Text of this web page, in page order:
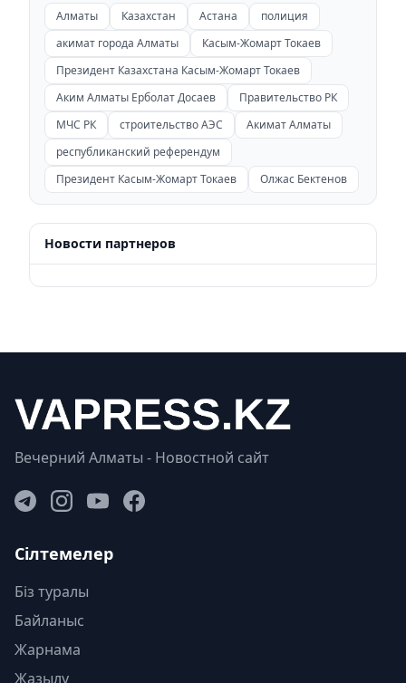
Алматы Казахстан Астана
полиция
акимат города Алматы
Касым-Жомарт Токаев
Президент Казахстана Касым-Жомарт Токаев
Аким Алматы Ерболат Досаев
Правительство РК
МЧС РК
строительство АЭС
Акимат Алматы
республиканский референдум
Президент Касым-Жомарт Токаев
Олжас Бектенов
Новости партнеров
Вечерний Алматы - Новостной сайт
Сілтемелер
Біз туралы
Байланыс
Жарнама
Жазылу